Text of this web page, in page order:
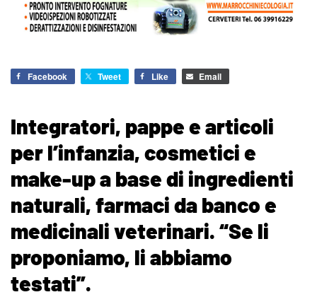
Facebook Tweet Like Email
Integratori, pappe e articoli
per l’infanzia, cosmetici e
make-up a base di ingredienti
naturali, farmaci da banco e
medicinali veterinari. “Se li
proponiamo, li abbiamo
testati”.